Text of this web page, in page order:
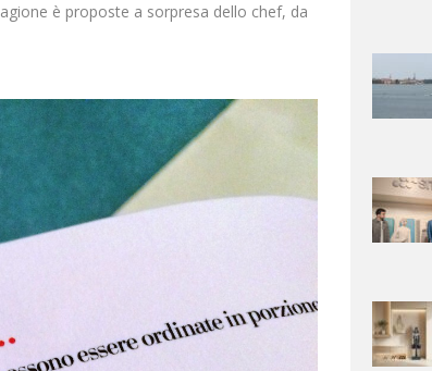
è proposte a sorpresa dello chef, da